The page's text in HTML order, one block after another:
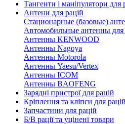
Тангенти і маніпулятори для
Антени для рацій
Стационарные (базовые)
Автомобильные антенны для
Антенны KENWOOD
Антенны Nagoya
Антенны Motorola
Антенны Yaesu/Vertex
Антенны ICOM
Антенны BAOFENG
Зарядні пристрої для рацій
Кріплення та кліпси для рацій
Запчастини для рацій
Б/В рації та уцінені товари